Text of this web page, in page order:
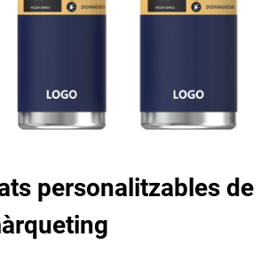
personalitzables de